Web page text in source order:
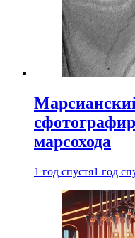
марсохода
1 год спустя1 год